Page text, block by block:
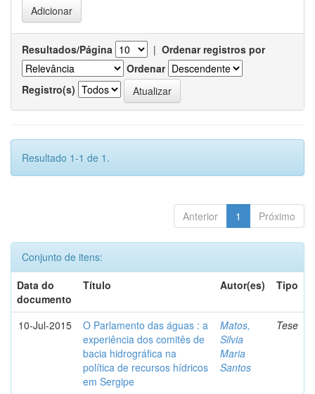
Resultados/Página | Ordenar registros por
Ordenar
Registro(s)
Resultado 1-1 de 1.
Anterior 1 Próximo
Conjunto de itens:
Data do
documento
Título Autor(es) Tipo
10-Jul-2015
O Parlamento das águas : a
experiência dos comitês de
bacia hidrográfica na
política de recursos hídricos
em Sergipe
Matos,
Silvia
Maria
Santos
Tese